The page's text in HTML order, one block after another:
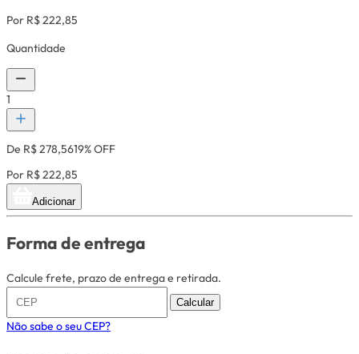
Por R$ 222,85
Quantidade
1
De R$ 278,5619% OFF
Por R$ 222,85
Adicionar
Forma de entrega
Calcule frete, prazo de entrega e retirada.
Calcular
Não sabe o seu CEP?